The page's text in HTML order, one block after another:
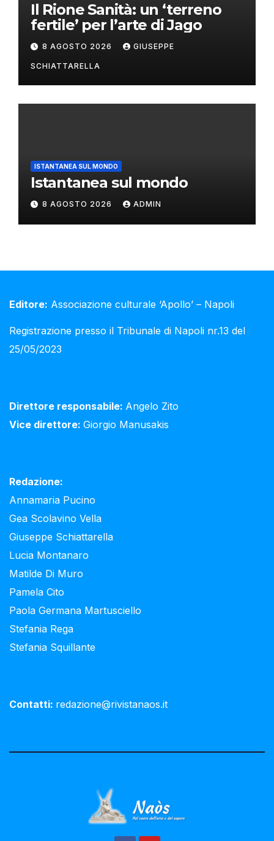
Il Rione Sanità: un ‘terreno
fertile’ per l’arte di Jago
8 AGOSTO 2026 GIUSEPPE
SCHIATTARELLA
ISTANTANEA SUL MONDO
Istantanea sul mondo
8 AGOSTO 2026 ADMIN
Editore: Associazione culturale ‘Apollo’ – Napoli
Registrazione presso il Tribunale di Napoli nr.13 del
25/05/2023
Direttore responsabile: Angelo Zito
Vice direttore: Giorgio Manusakis
Redazione:
Annamaria Pucino
Gea Scolavino Vella
Giuseppe Schiattarella
Lucia Montanaro
Matilde Di Muro
Pamela Cito
Paola Germana Martusciello
Stefania Rega
Stefania Squillante
Contatti: redazione@rivistanaos.it